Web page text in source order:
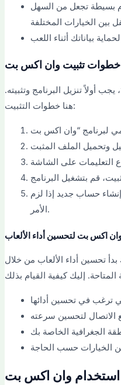
بسيطة تجعل من السهل
خطوات تثبيت وان اكس بت
أولاً تنزيل البرنامج وتثبيته.
هنا خطوات التثبيت:
حساب جديد إذا لزم
الأمر.
اكس بت لتحسين أداء الألعاب
تحسين أداء الألعاب من خلال
استخدام وان اكس بت